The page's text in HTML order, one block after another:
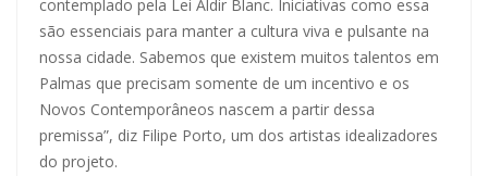
contemplado pela Lei Aldir Blanc. Iniciativas como essa
são essenciais para manter a cultura viva e pulsante na
nossa cidade. Sabemos que existem muitos talentos em
Palmas que precisam somente de um incentivo e os
Novos Contemporâneos nascem a partir dessa
premissa”, diz Filipe Porto, um dos artistas idealizadores
do projeto.